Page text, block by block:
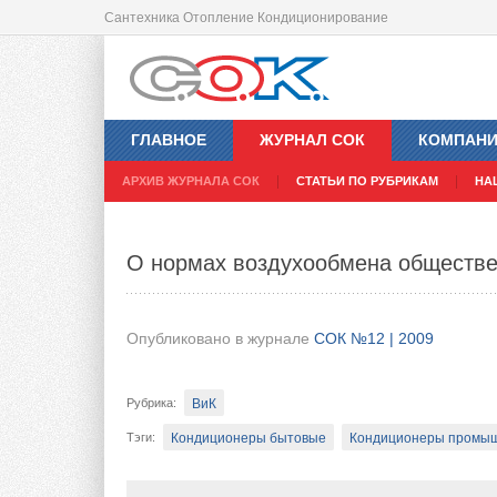
Сантехника Отопление Кондиционирование
ГЛАВНОЕ ЖУРНАЛ СОК
АРХИВ ЖУРНАЛА СОК СТАТЬИ ПО РУБРИКАМ
О нормах воздухообмена
Опубликовано в журнале СОК №12 | 2009
Рубрика: ВиК
Тэги: Кондиционеры бытовые Кондиционеры
Опыт модернизации тепловых сетей
Опубликовано в журнале СОК №12 | 2009
Тэги : Системы трубопроводов
Стремление создать в строящемся доме
одновременным обеспечением
системы.